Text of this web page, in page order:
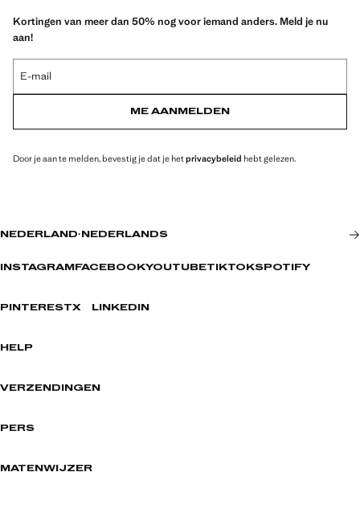
Kortingen van meer dan 50% nog voor iemand anders. Meld je nu
aan!
E-mail
ME AANMELDEN
Door je aan te melden, bevestig je dat je hetprivacybeleid hebt gelezen.
NEDERLAND· NEDERLANDS
INSTAGRAM FACEBOOKYOUTUBETIKTOKSPOTIFY
PINTERESTX LINKEDIN
HELP
VERZENDINGEN
PERS
MATENWIJZER